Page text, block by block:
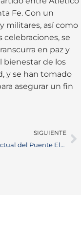
Fe. Con un
militares, así como
celebraciones, se
en paz y
bienestar de los
y se han tomado
asegurar un fin
SIGUIENTE
Estado Actual del Puente Elevado en Barrancabermeja y Planes de Mejora